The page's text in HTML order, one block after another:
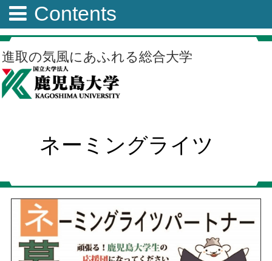
進取の気風にあふれる総合大学
ネーミングライツ
Contents